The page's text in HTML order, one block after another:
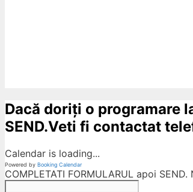
Dacă doriți o programare
SEND.Veti fi contactat
Calendar is loading...
Powered by Booking Calendar
COMPLETATI FORMULARUL apoi